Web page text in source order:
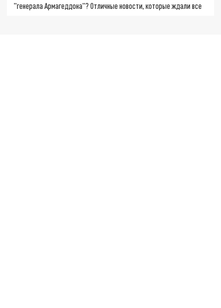
"генерала Армагеддона"? Отличные новости, которые ждали все